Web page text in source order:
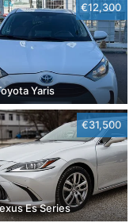
€12,300
Yaris
€31,500
Es Series